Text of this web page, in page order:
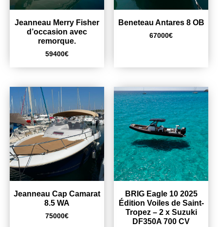
Jeanneau Merry Fisher
d’occasion avec
remorque.
59400€
Beneteau Antares 8 OB
67000€
Jeanneau Cap Camarat
8.5 WA
75000€
BRIG Eagle 10 2025
Édition Voiles de Saint-
Tropez – 2 x Suzuki
DF350A 700 CV